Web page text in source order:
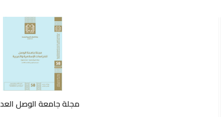
مجلة جامعة الوصل العدد